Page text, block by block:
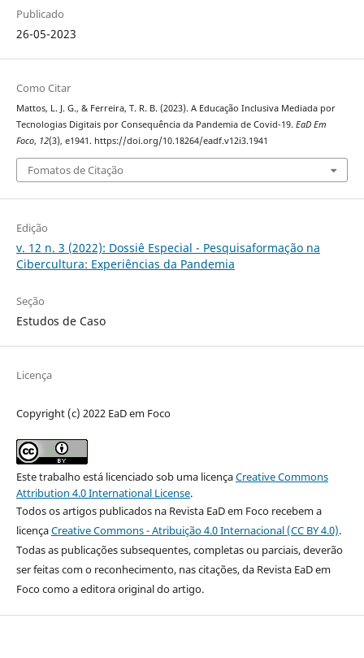
Publicado
26-05-2023
Como Citar
Mattos, L. J. G., & Ferreira, T. R. B. (2023). A Educação Inclusiva Mediada por
Tecnologias Digitais por Consequência da Pandemia de Covid-19. EaD Em
Foco, 12(3), e1941. https://doi.org/10.18264/eadf.v12i3.1941
Fomatos de Citação
Edição
v. 12 n. 3 (2022): Dossiê Especial - Pesquisaformação na
Cibercultura: Experiências da Pandemia
Seção
Estudos de Caso
Licença
Copyright (c) 2022 EaD em Foco
Este trabalho está licenciado sob uma licençaCreative Commons
Attribution 4.0 International License.
Todos os artigos publicados na Revista EaD em Foco recebem a
licençaCreative Commons - Atribuição 4.0 Internacional (CC BY 4.0).
Todas as publicações subsequentes, completas ou parciais, deverão
ser feitas com o reconhecimento, nas citações, da Revista EaD em
Foco como a editora original do artigo.